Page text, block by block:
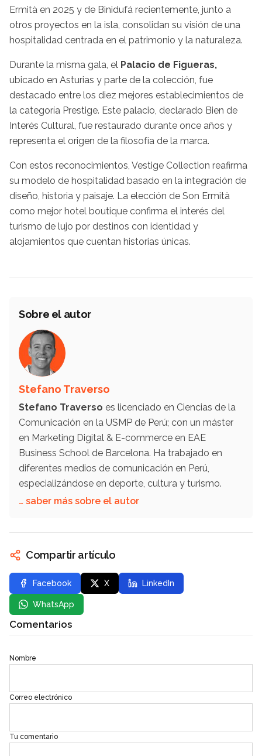
Ermità en 2025 y de Binidufá recientemente, junto a
otros proyectos en la isla, consolidan su visión de una
hospitalidad centrada en el patrimonio y la naturaleza.
Durante la misma gala, el Palacio de Figueras,
ubicado en Asturias y parte de la colección, fue
destacado entre los diez mejores establecimientos de
la categoría Prestige. Este palacio, declarado Bien de
Interés Cultural, fue restaurado durante once años y
representa el origen de la filosofía de la marca.
Con estos reconocimientos, Vestige Collection reafirma
su modelo de hospitalidad basado en la integración de
diseño, historia y paisaje. La elección de Son Ermità
como mejor hotel boutique confirma el interés del
turismo de lujo por destinos con identidad y
alojamientos que cuentan historias únicas.
Sobre el autor
Stefano Traverso
Stefano Traverso es licenciado en Ciencias de la
Comunicación en la USMP de Perú; con un máster
en Marketing Digital & E-commerce en EAE
Business School de Barcelona. Ha trabajado en
diferentes medios de comunicación en Perú,
especializándose en deporte, cultura y turismo.
… saber más sobre el autor
Compartir artículo
Facebook X LinkedIn
WhatsApp
Comentarios
Nombre
Correo electrónico
Tu comentario